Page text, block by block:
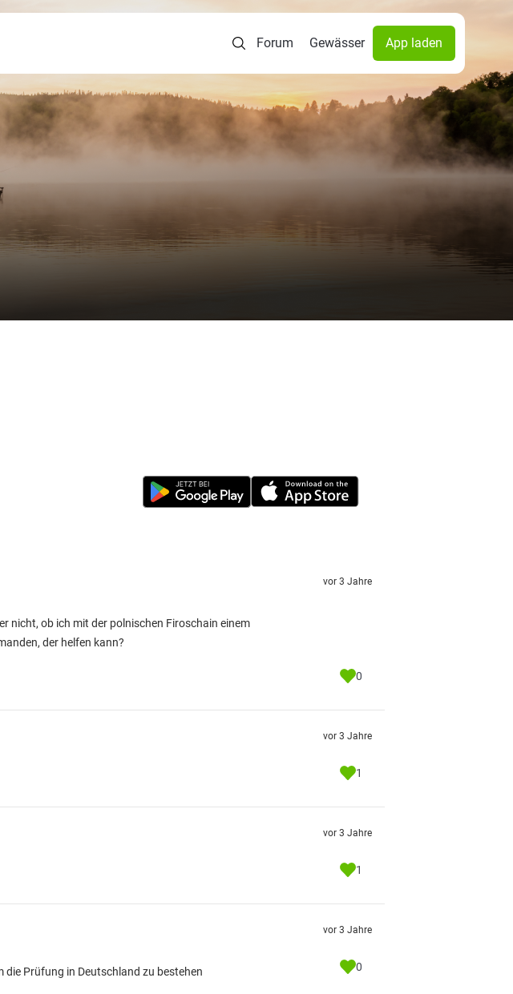
Forum Gewässer App laden
nicht, ob ich mit der polnischen Firoschain einem
der helfen kann?
vor 3 Jahre
0
vor 3 Jahre
1
vor 3 Jahre
1
die Prüfung in Deutschland zu bestehen
vor 3 Jahre
0